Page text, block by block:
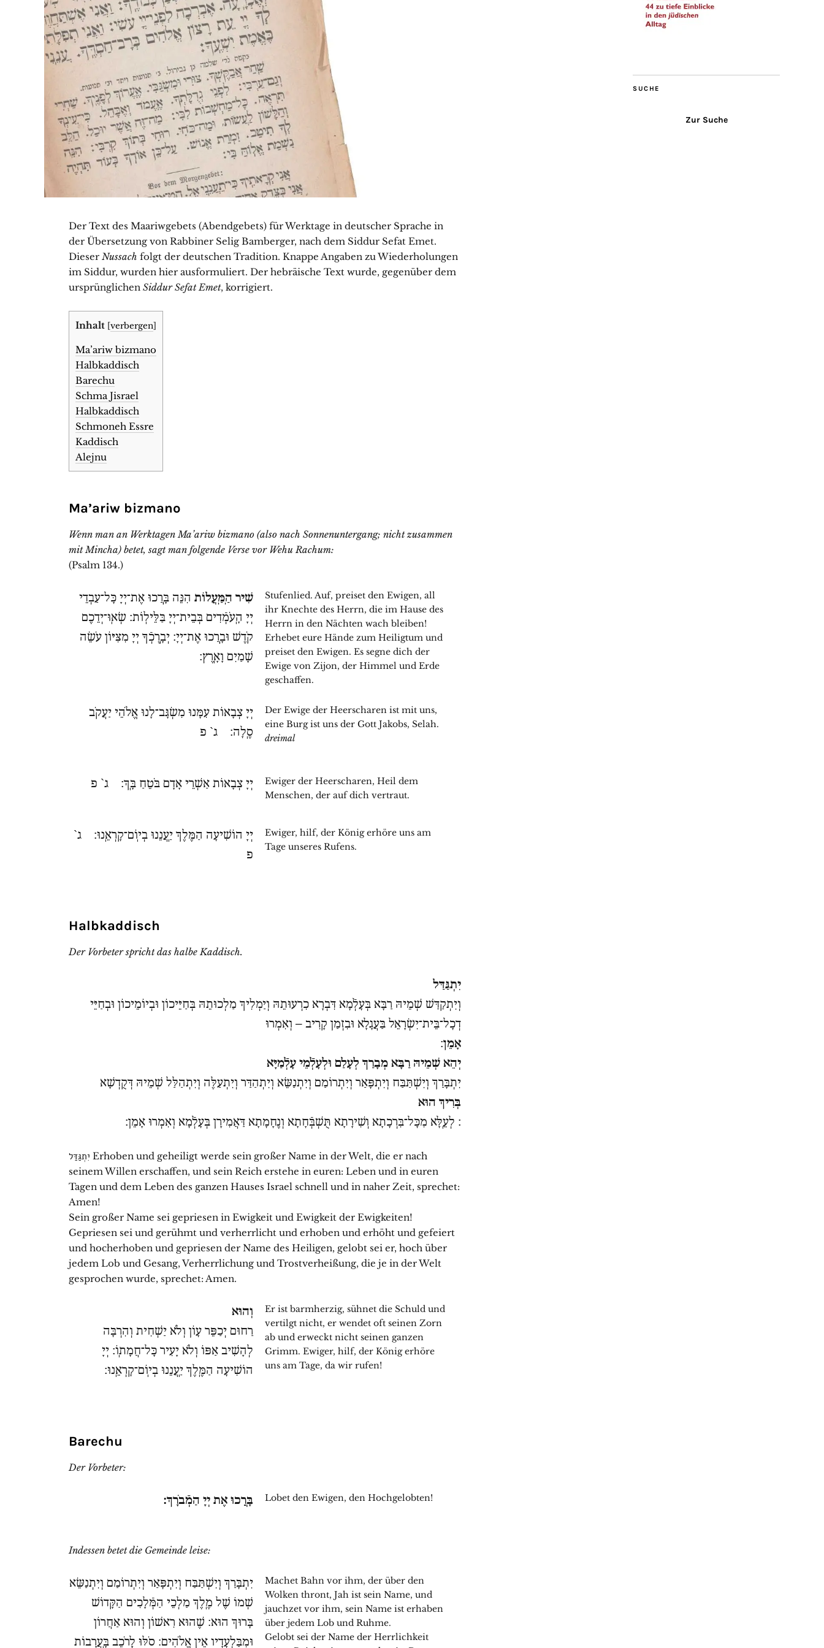
Der Text des Maariwgebets (Abendgebets) für Werktage in deutscher Sprache in
der Übersetzung von Rabbiner Selig Bamberger, nach dem Siddur Sefat Emet.
Dieser Nussach folgt der deutschen Tradition. Knappe Angaben zu Wiederholungen
im Siddur, wurden hier ausformuliert. Der hebräische Text wurde, gegenüber dem
ursprünglichen Siddur Sefat Emet, korrigiert.
Inhalt [verbergen]
Ma’ariw bizmano
Halbkaddisch
Barechu
Schma Jisrael
Halbkaddisch
Schmoneh Essre
Kaddisch
Alejnu
Ma’ariw bizmano
Wenn man an Werktagen Ma’ariw bizmano (also nach Sonnenuntergang; nicht zusammen
mit Mincha) betet, sagt man folgende Verse vor Wehu Rachum:
(Psalm 134.)
שִׁיר הַֽמַּֽעֲלוֹת הִנֵּה בָּֽרֲכוּ אֶת־יְיָ כָּל־עַבְדֵי
יְיָ הָֽעֹמְֿדִים בְּבֵית־יְיָ בַּלֵּילֽוֹת׃ שְׂאֽוּ־יְדֵכֶם
קֹדֶשׁ וּבָֽרֲכוּ אֶת־יְיָ׃ יְבָֽרֶכְֿךָ יְיָ מִצִּיּוֹן עֹשֵׂה
שָׁמַיִם וָאָֽרֶץ׃
Stufenlied. Auf, preiset den Ewigen, all
ihr Knechte des Herrn, die im Hause des
Herrn in den Nächten wach bleiben!
Erhebet eure Hände zum Heiligtum und
preiset den Ewigen. Es segne dich der
Ewige von Zijon, der Himmel und Erde
geschaffen.
יְיָ צְבָאוֹת עִמָּנוּ מִשְׂגָּב־לָנוּ אֱלֹהֵי יַעֲקֹב
סֶֽלָה׃ ג` פ
Der Ewige der Heerscharen ist mit uns,
eine Burg ist uns der Gott Jakobs, Selah.
dreimal
יְיָ צְבָאוֹת אַשְׁרֵי אָדָם בֹּטֵחַ בָּֽךְ׃ ג` פ
Ewiger der Heerscharen, Heil dem
Menschen, der auf dich vertraut.
יְיָ הוֹשִׁיעָה הַמֶּלֶךְ יַֽעֲנֵנוּ בְיֽוֹם־קָרְאֵֽנוּ׃ ג`
פ
Ewiger, hilf, der König erhöre uns am
Tage unseres Rufens.
Halbkaddisch
Der Vorbeter spricht das halbe Kaddisch.
יִתְגַּדַּל
וְיִתְקַדַּשׁ שְׁמֵיהּ רַבָּא בְּעָלְֿמָא דִּבְרָא כִרְעוּתֵהּ וְיַמְלִיךְ מַלְכוּתֵהּ בְּחַיֵּיכוֹן וּבְיוֹמֵיכוֹן וּבְחַיֵּי
דְכָל־בֵּית־יִשְׂרָאֵל בַּעֲגָלָא וּבִזְמַן קָרִיב – וְאִמְרוּ
אָמֵן׃
יְהֵא שְׁמֵיהּ רַבָּא מְבָרַךְ לְעָלַם וּלְעָלְֿמֵי עָלְֿמַיָּא
יִתְבָּרַךְ וְיִשְׁתַּבַּח וְיִתְפָּאַר וְיִתְרוֹמַם וְיִתְנַשֵּׂא וְיִתְהַדַּר וְיִתְעַלֶּה וְיִתְהַלַּל שְׁמֵיהּ דְּקֻדְשָׁא
בְּרִיךְ הוּא
׃ לְעֵֽלָּא מִכָּל־בִּרְכָתָא וְשִׁירָתָא תֻּשְׁבְּֿחָתָא וְנֶחָמָתָא דַּאֲמִירָן בְּעָלְֿמָא וְאִמְרוּ אָמֵן׃
יִתְגַּדַּל Erhoben und geheiligt werde sein großer Name in der Welt, die er nach
seinem Willen erschaffen, und sein Reich erstehe in euren: Leben und in euren
Tagen und dem Leben des ganzen Hauses Israel schnell und in naher Zeit, sprechet:
Amen!
Sein großer Name sei gepriesen in Ewigkeit und Ewigkeit der Ewigkeiten!
Gepriesen sei und gerühmt und verherrlicht und erhoben und erhöht und gefeiert
und hocherhoben und gepriesen der Name des Heiligen, gelobt sei er, hoch über
jedem Lob und Gesang, Verherrlichung und Trostverheißung, die je in der Welt
gesprochen wurde, sprechet: Amen.
וְהוּא
רַחוּם יְכַפֵּר עָוֹן וְלֹא יַשְׁחִית וְהִרְבָּה
לְהָשִׁיב אַפּוֹ וְלֹא יָעִיר כָּל־חֲמָתֽוֹ׃ יְיָ
הוֹשִׁיעָה הַמֶּֽלֶךְ יַֽעֲנֵנוּ בְיֽוֹם־קָרְאֵֽנוּ׃
Er ist barmherzig, sühnet die Schuld und
vertilgt nicht, er wendet oft seinen Zorn
ab und erweckt nicht seinen ganzen
Grimm. Ewiger, hilf, der König erhöre
uns am Tage, da wir rufen!
Barechu
Der Vorbeter:
בָּרֲכוּ אֶת יְיָ הַמְֿבֹרָךְ: Lobet den Ewigen, den Hochgelobten!
Indessen betet die Gemeinde leise:
יִתְבָּרַךְ וְיִשְׁתַּבַּח וְיִתְפָּאַר וְיִתְרוֹמַם וְיִתְנַשֵּׂא
שְׁמוֹ שֶׁל מֶֽלֶךְ מַלְכֵי הַמְּֿלָכִים הַקָּדוֹשׁ
בָּרוּךְ הוּא: שֶׁהוּא רִאשׁוֹן וְהוּא אַחֲרוֹן
וּמִבַּלְעָדָיו אֵין אֱלֹהִים: סֹלּוּ לָֽרֹכֵב בָּֽעֲרָבוֹת
Machet Bahn vor ihm, der über den
Wolken thront, Jah ist sein Name, und
jauchzet vor ihm, sein Name ist erhaben
über jedem Lob und Ruhme.
Gelobt sei der Name der Herrlichkeit
SUCHE
Zur Suche